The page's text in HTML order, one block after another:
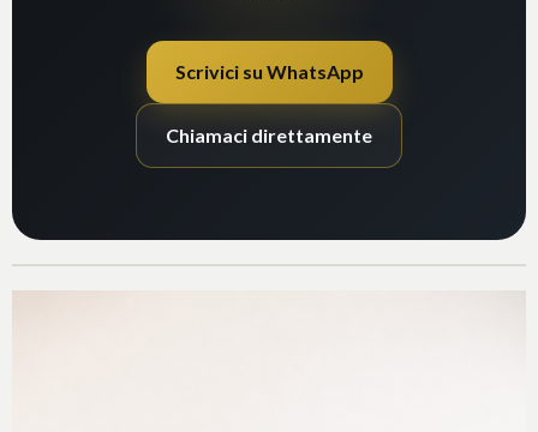
Scrivici su WhatsApp
Chiamaci direttamente